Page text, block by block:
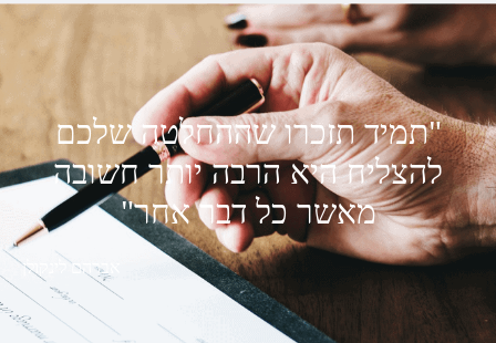
"תמיד תזכרו שההחלטה שלכם
להצליח היא הרבה יותר חשובה
מאשר כל דבר אחר"
אברהם לינקולן